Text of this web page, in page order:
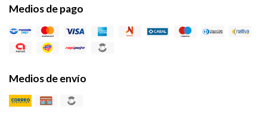
Medios de pago
Medios de envío